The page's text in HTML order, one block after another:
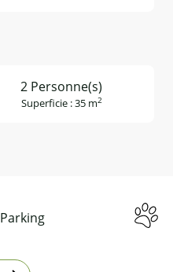
2 Personne(s)
Superficie : 35 m2
Parking